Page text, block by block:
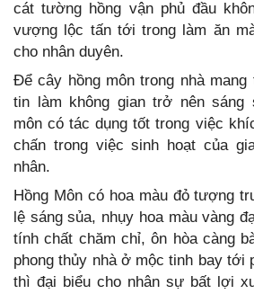
cát tường hồng vận phủ đầu
vượng lộc tấn tới trong làm ăn
cho nhân duyên.
Để cây hồng môn trong nhà
tin làm không gian trở nên sáng
môn có tác dụng tốt trong việc
chấn trong việc sinh hoạt của
nhân.
Hồng Môn có hoa màu đỏ tượng
lệ sáng sủa, nhụy hoa màu vàng
tính chất chăm chỉ, ôn hòa càng
phong thủy nhà ở mộc tinh bay tới
thì đại biểu cho nhân sự bất lợi